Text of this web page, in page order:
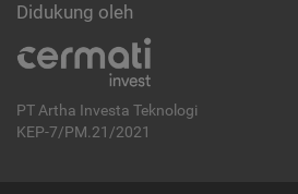
Didukung oleh
PT Artha Investa Teknologi
KEP-7/PM.21/2021